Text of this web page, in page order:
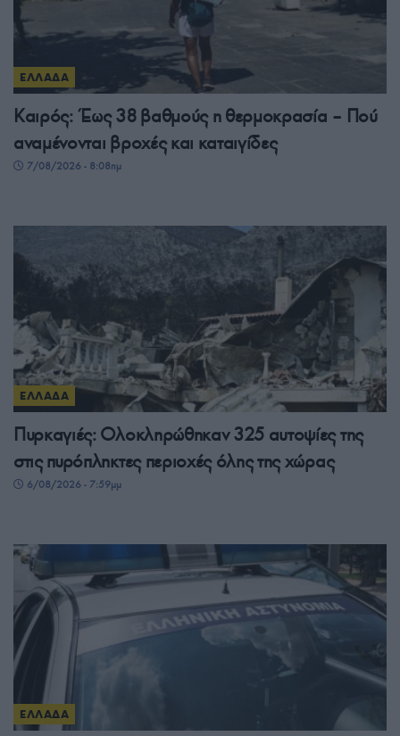
ΕΛΛΑΔΑ
Καιρός: Έως 38 βαθμούς η θερμοκρασία – Πού
αναμένονται βροχές και καταιγίδες
7/08/2026 - 8:08πμ
ΕΛΛΑΔΑ
Πυρκαγιές: Ολοκληρώθηκαν 325 αυτοψίες της
στις πυρόπληκτες περιοχές όλης της χώρας
6/08/2026 - 7:59μμ
ΕΛΛΑΔΑ